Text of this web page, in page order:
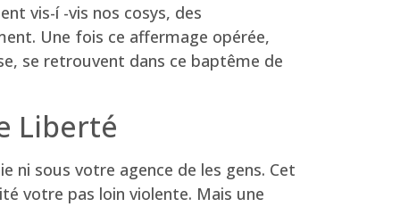
vis-í -vis nos cosys, des
Une fois ce affermage opérée,
se retrouvent dans ce baptême de
Liberté
ni sous votre agence de les gens. Cet
votre pas loin violente. Mais une